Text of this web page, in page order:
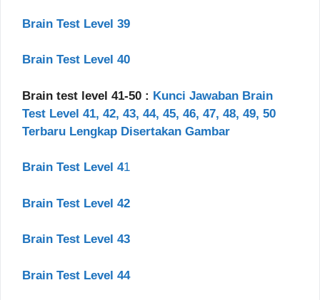
Brain Test Level 39
Brain Test Level 40
Brain test level 41-50 : Kunci Jawaban Brain
Test Level 41, 42, 43, 44, 45, 46, 47, 48, 49, 50
Terbaru Lengkap Disertakan Gambar
Brain Test Level 41
Brain Test Level 42
Brain Test Level 43
Brain Test Level 44